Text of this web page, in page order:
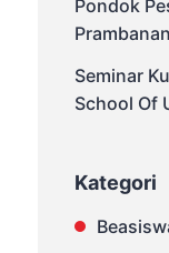
Pondok
Seminar
School Of
Kategori